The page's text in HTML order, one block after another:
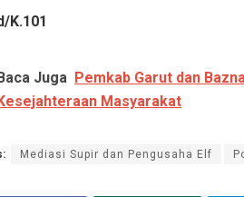
K.101
Juga Pemkab Garut dan
Masyarakat
Mediasi Supir dan Pengusaha Elf